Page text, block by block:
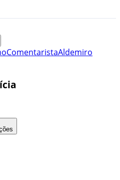
ComentaristaAldemiro